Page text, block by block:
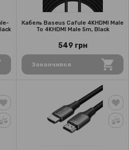
Кабель Baseus Cafule 4KHDMI Male
To 4KHDMI Male 5m, Black
549 грн
Закончился